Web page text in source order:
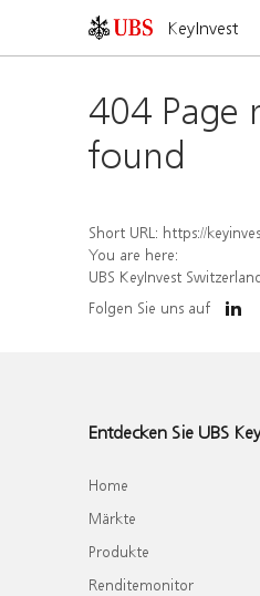
KeyInvest
404 Page
found
Short URL: https://keyinvest-
You are here:
UBS KeyInvest
Folgen Sie uns auf
Entdecken Sie UBS
Home
Märkte
Produkte
Renditemonitor